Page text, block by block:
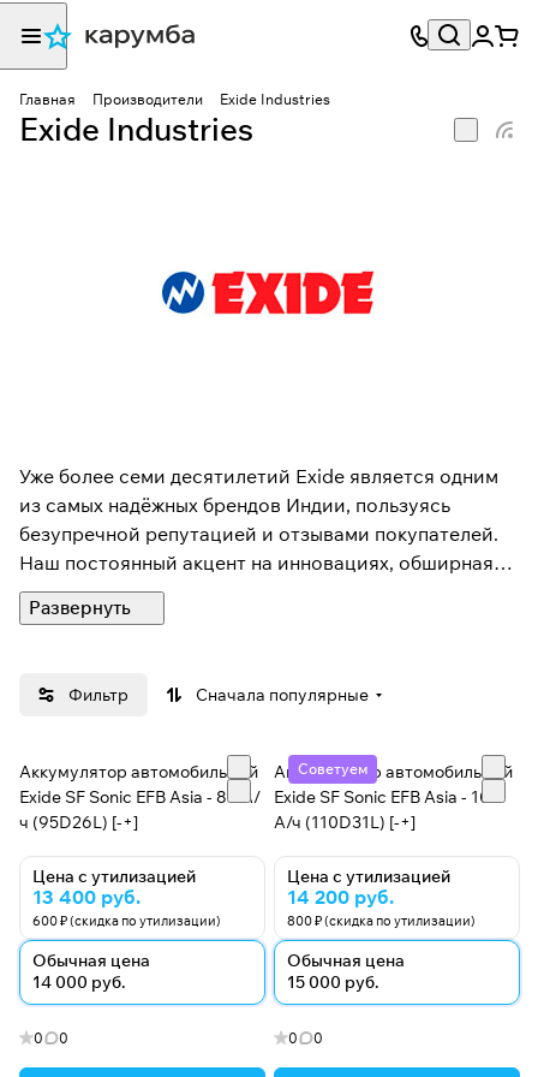
Главная Производители Exide Industries
Exide Industries
Уже более семи десятилетий Exide является одним
из самых надёжных брендов Индии, пользуясь
безупречной репутацией и отзывами покупателей.
Наш постоянный акцент на инновациях, обширная
география присутствия, прочные отношения с
ведущими клиентами и постоянная модернизация
кислотных аккумуляторов как для автомобильной,
Компания Exide предлагает комплексные решения в
области выбора оборудования, подбора
аккумуляторов, оптимальной планировки
помещений, установки, эксплуатации и
обслуживания. Компания Exide гордится своей
дистрибьюторской сетью и сервисным
обслуживанием, которые постоянно
контролируются и поддерживаются на современном
Фильтр Сначала популярные
Аккумулятор автомобильный
Exide SF Sonic EFB Asia - 80 А/
ч (95D26L) [-+]
Цена с утилизацией
13 400 руб.
600 ₽ (скидка по утилизации)
Обычная цена
14 000 руб.
0 0
Советуем
Аккумулятор автомобильный
Exide SF Sonic EFB Asia - 100
А/ч (110D31L) [-+]
Цена с утилизацией
14 200 руб.
800 ₽ (скидка по утилизации)
Обычная цена
15 000 руб.
0 0